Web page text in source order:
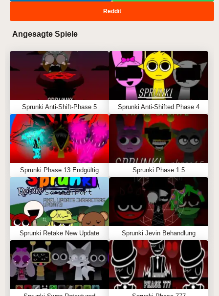
Reddit
Angesagte Spiele
Sprunki Anti-Shift-Phase 5 Sprunki Anti-Shifted Phase 4
Sprunki Phase 13 Endgültig Sprunki Phase 1.5
Sprunki Retake New Update Sprunki Jevin Behandlung